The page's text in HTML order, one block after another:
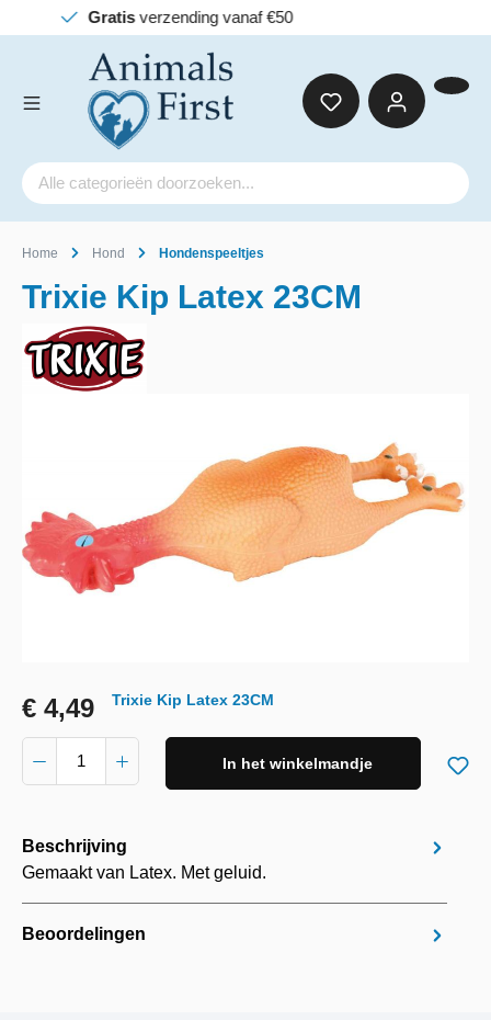
Home Hond Hondenspeeltjes
Trixie Kip Latex 23CM
€ 4,49 Trixie Kip Latex 23CM
In het winkelmandje
Beschrijving
Gemaakt van Latex. Met geluid.
Beoordelingen